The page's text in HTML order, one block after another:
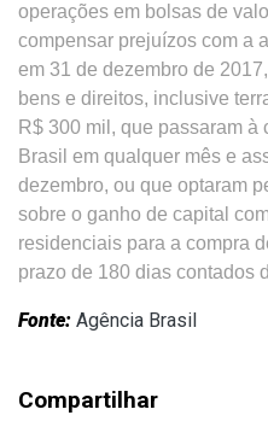
operações em bolsas de
compensar prejuízos com a
em 31 de dezembro de
bens e direitos, inclusive
R$ 300 mil, que passaram
Brasil em qualquer mês e
dezembro, ou que optaram
sobre o ganho de capital
residenciais para a compra
prazo de 180 dias contados
Fonte: Agência Brasil
Compartilhar